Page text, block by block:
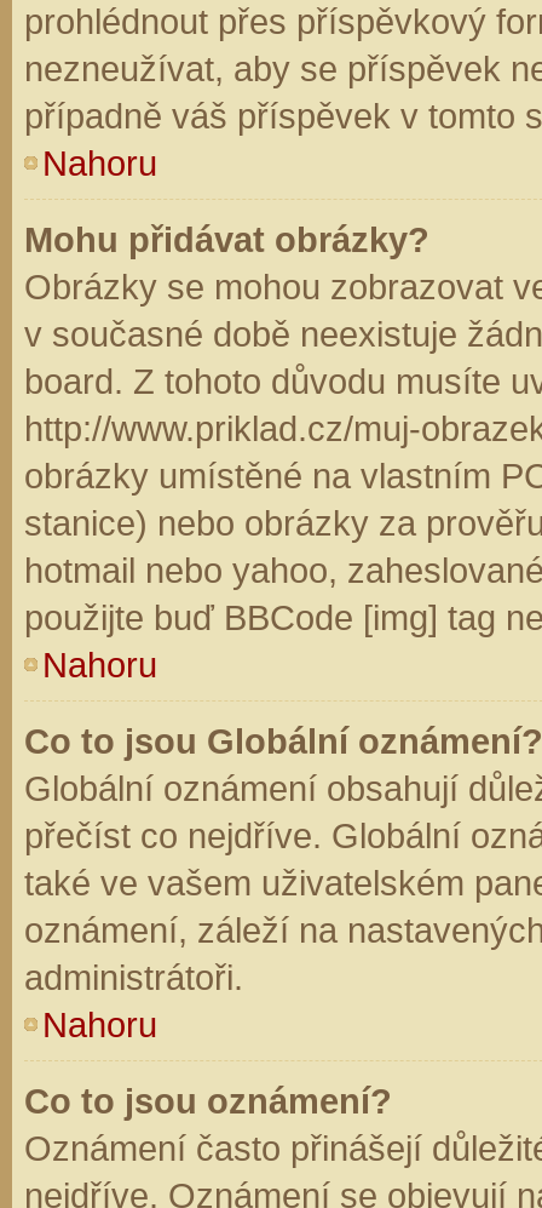
prohlédnout přes příspěvkový
nezneužívat, aby se příspěvek
případně váš příspěvek v tomto
Nahoru
Mohu přidávat obrázky?
Obrázky se mohou zobrazovat
v současné době neexistuje
board. Z tohoto důvodu musíte
http://www.priklad.cz/muj-
obrázky umístěné na vlastním
stanice) nebo obrázky za
hotmail nebo yahoo,
použijte buď BBCode [img] tag
Nahoru
Co to jsou Globální oznámení?
Globální oznámení obsahují
přečíst co nejdříve. Globální
také ve vašem uživatelském
oznámení, záleží na
administrátoři.
Nahoru
Co to jsou oznámení?
Oznámení často přinášejí
nejdříve. Oznámení se objevují